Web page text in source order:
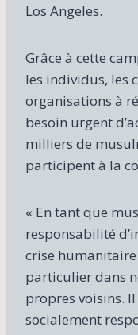
Los Angeles.
Grâce à cette
les individus, les
organisations à
besoin urgent
milliers de
participent à la
« En tant que
responsabilité
crise
particulier dans
propres voisins.
socialement